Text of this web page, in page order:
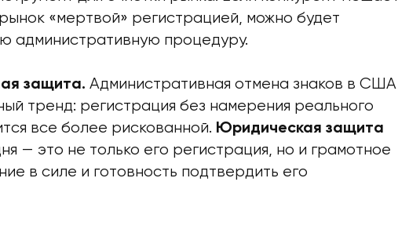
«мертвой» регистрацией, можно будет
административную процедуру.
защита. Административная отмена знаков в США
тренд: регистрация без намерения реального
все более рискованной. Юридическая защита
— это не только его регистрация, но и грамотное
в силе и готовность подтвердить его